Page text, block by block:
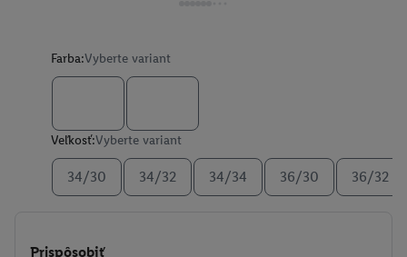
Farba:Vyberte variant
Veľkosť:Vyberte variant
34/30 34/32 34/34 36/30 36/32
Prispôsobiť